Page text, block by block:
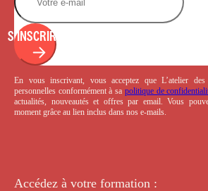
S'INSCRIRE
En vous inscrivant, vous acceptez que L’atelier
personnelles conformément à sa politique de
actualités, nouveautés et offres par email. Vous
moment grâce au lien inclus dans nos e-mails.
Accédez à votre formation :